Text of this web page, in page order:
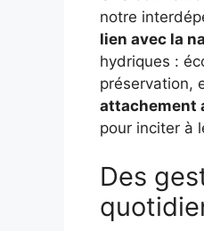
notre
lien avec la
hydriques :
préservation,
attachement
pour inciter à
Des